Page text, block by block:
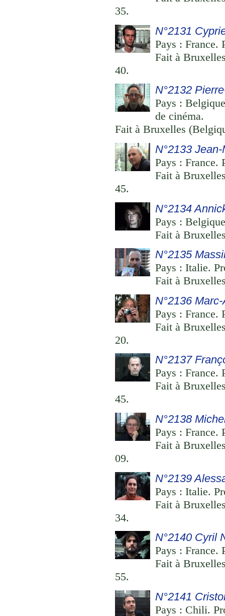
35.
N°2131
Pays : France.
Fait à
40.
N°2132
Pays :
de cinéma.
Fait à Bruxelles
N°2133
Pays : France.
Fait à
45.
N°2134
Pays :
Fait à
N°2135
Pays : Italie.
Fait à
N°2136
Pays : France.
Fait à
20.
N°2137
Pays : France.
Fait à
45.
N°2138
Pays : France.
Fait à
09.
N°2139
Pays : Italie.
Fait à
34.
N°2140 Cyril
Pays : France.
Fait à
55.
N°2141
Pays : Chili.